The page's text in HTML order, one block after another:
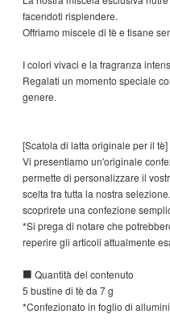
facendoti risplendere.
Offriamo miscele di tè e tisane
I colori vivaci e la fragranza
Regalati un momento speciale
genere.
[Scatola di latta originale per il tè]
Vi presentiamo un'originale
permette di personalizzare il
scelta tra tutta la nostra
scoprirete una confezione
*Si prega di notare che
reperire gli articoli attualmente
■ Quantità del contenuto
5 bustine di tè da 7 g
*Confezionato in foglio di